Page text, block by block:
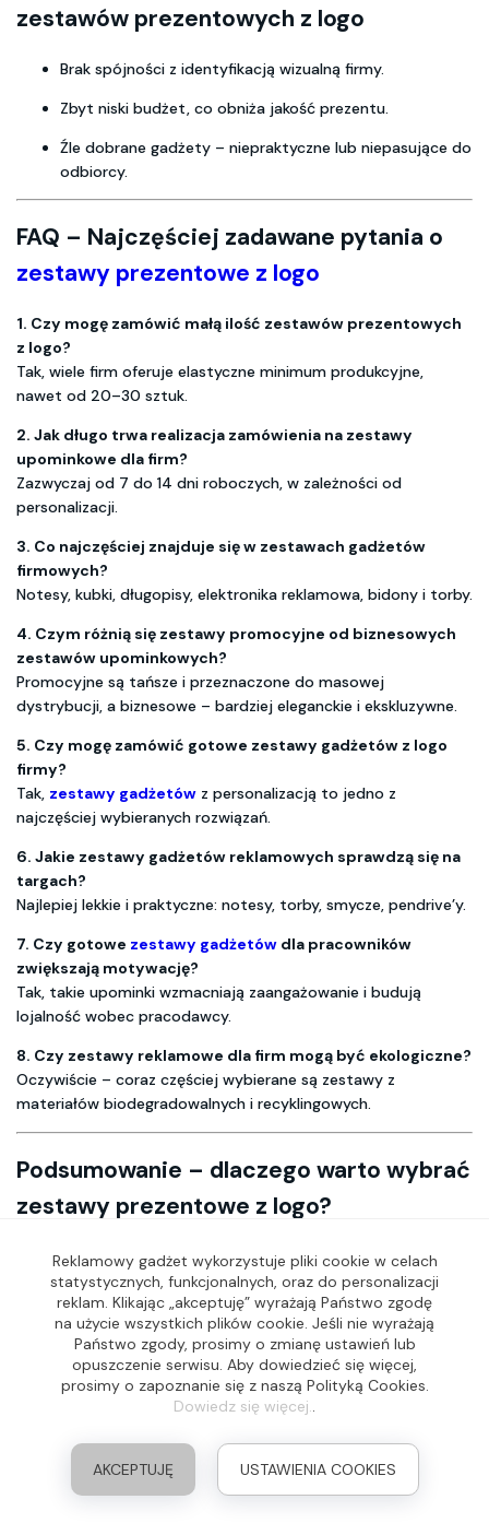
zestawów prezentowych z logo
Brak spójności z identyfikacją wizualną firmy.
Zbyt niski budżet, co obniża jakość prezentu.
Źle dobrane gadżety – niepraktyczne lub niepasujące do
odbiorcy.
FAQ – Najczęściej zadawane pytania o
zestawy prezentowe z logo
1. Czy mogę zamówić małą ilość zestawów prezentowych
z logo?
Tak, wiele firm oferuje elastyczne minimum produkcyjne,
nawet od 20–30 sztuk.
2. Jak długo trwa realizacja zamówienia na zestawy
upominkowe dla firm?
Zazwyczaj od 7 do 14 dni roboczych, w zależności od
personalizacji.
3. Co najczęściej znajduje się w zestawach gadżetów
firmowych?
Notesy, kubki, długopisy, elektronika reklamowa, bidony i torby.
4. Czym różnią się zestawy promocyjne od biznesowych
zestawów upominkowych?
Promocyjne są tańsze i przeznaczone do masowej
dystrybucji, a biznesowe – bardziej eleganckie i ekskluzywne.
5. Czy mogę zamówić gotowe zestawy gadżetów z logo
firmy?
Tak, zestawy gadżetów z personalizacją to jedno z
najczęściej wybieranych rozwiązań.
6. Jakie zestawy gadżetów reklamowych sprawdzą się na
targach?
Najlepiej lekkie i praktyczne: notesy, torby, smycze, pendrive’y.
7. Czy gotowe zestawy gadżetów dla pracowników
zwiększają motywację?
Tak, takie upominki wzmacniają zaangażowanie i budują
lojalność wobec pracodawcy.
8. Czy zestawy reklamowe dla firm mogą być ekologiczne?
Oczywiście – coraz częściej wybierane są zestawy z
materiałów biodegradowalnych i recyklingowych.
Podsumowanie – dlaczego warto wybrać
zestawy prezentowe z logo?
Zarównozestawy prezentowe z logo firmy, jak igotowe
zestawy gadżetów dla klientówto skuteczne narzędzie
promocji, które przynosi realne korzyści biznesowe. Dzięki nim
marka jest bardziej rozpoznawalna, buduje lojalność klientów i
motywuje pracowników.
Inwestycja wzestawy upominkowe dla firmczybiznesowy
zestaw upominkowyto nie tylko prezent, ale przede
wszystkim strategia marketingowa, która przynosi
długofalowe efekty.
Reklamowy gadżet wykorzystuje pliki cookie w celach
statystycznych, funkcjonalnych, oraz do personalizacji
reklam. Klikając „akceptuję” wyrażają Państwo zgodę
na użycie wszystkich plików cookie. Jeśli nie wyrażają
Państwo zgody, prosimy o zmianę ustawień lub
opuszczenie serwisu. Aby dowiedzieć się więcej,
prosimy o zapoznanie się z naszą Polityką Cookies.
Dowiedz się więcej..
AKCEPTUJĘ USTAWIENIA COOKIES